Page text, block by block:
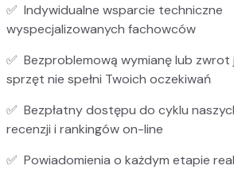
✅ Indywidualne wsparcie techniczne
wyspecjalizowanych fachowców
✅ Bezproblemową wymianę lub zwrot
sprzęt nie spełni Twoich oczekiwań
✅ Bezpłatny dostępu do cyklu
recenzji i rankingów on-line
✅ Powiadomienia o każdym etapie